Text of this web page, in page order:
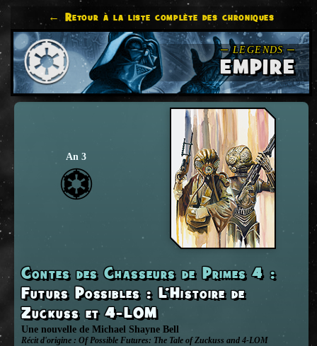
← Retour à la liste complète des chroniques
EMPIRE
An 3
Contes des Chasseurs de Primes 4:
Futurs Possibles : L’Histoire de
Zuckuss et 4-LOM
Une nouvelle deMichael Shayne Bell
Récit d'origine :Of Possible Futures: The Tale of Zuckuss and 4-LOM